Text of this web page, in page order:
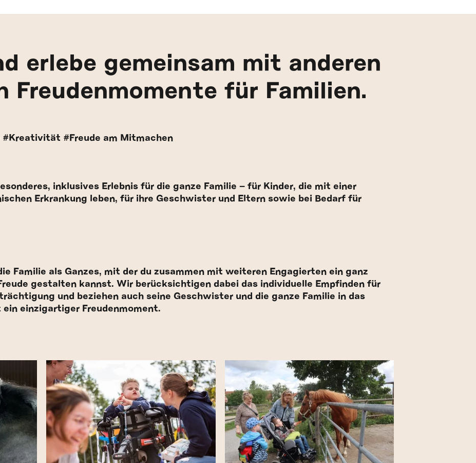
erlebe gemeinsam mit anderen
Freudenmomente für Familien.
#Freude am Mitmachen
inklusives Erlebnis für die ganze Familie – für Kinder, die mit einer
Erkrankung leben, für ihre Geschwister und Eltern sowie bei Bedarf für
Familie als Ganzes, mit der du zusammen mit weiteren Engagierten ein ganz
gestalten kannst. Wir berücksichtigen dabei das individuelle Empfinden für
und beziehen auch seine Geschwister und die ganze Familie in das
einzigartiger Freudenmoment.